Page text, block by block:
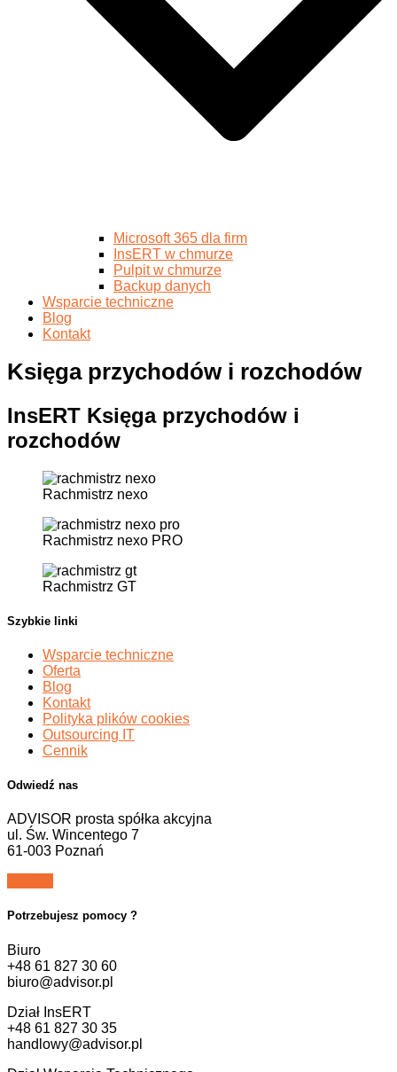
Microsoft 365 dla firm
InsERT w chmurze
Pulpit w chmurze
Backup danych
Wsparcie techniczne
Blog
Kontakt
Księga przychodów i rozchodów
InsERT Księga przychodów i
rozchodów
Rachmistrz nexo
Rachmistrz nexo PRO
Rachmistrz GT
Szybkie linki
Wsparcie techniczne
Oferta
Blog
Kontakt
Polityka plików cookies
Outsourcing IT
Cennik
Odwiedź nas
ADVISOR prosta spółka akcyjna
ul. Św. Wincentego 7
61-003 Poznań
Potrzebujesz pomocy ?
Biuro
+48 61 827 30 60
biuro@advisor.pl
Dział InsERT
+48 61 827 30 35
handlowy@advisor.pl